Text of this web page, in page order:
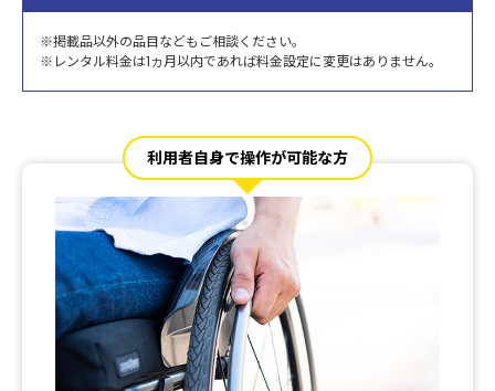
※掲載品以外の品目などもご相談ください。
※レンタル料金は1ヵ月以内であれば料金設定に変更はありません。
利用者自身で操作が可能な方